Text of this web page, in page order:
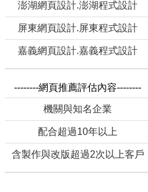
澎湖網頁設計.澎湖程式設計
屏東網頁設計.屏東程式設計
嘉義網頁設計.嘉義程式設計
--------網頁推薦評估內容--------
機關與知名企業
配合超過10年以上
含製作與改版超過2次以上客戶